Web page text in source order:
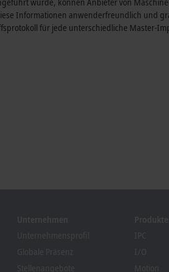
Informationen anwenderfreundlich
für jede unterschiedliche Master-